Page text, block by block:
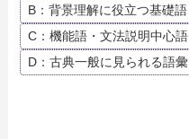
B：背景理解に役立つ基礎語
C：機能語・文法説明中心語
D：古典一般に見られる語彙